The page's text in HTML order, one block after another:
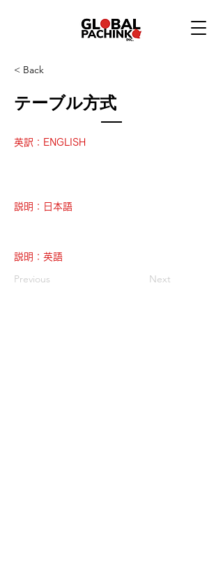
< Back
テーブル方式
英訳：ENGLISH
説明：日本語
説明：英語
Previous Next